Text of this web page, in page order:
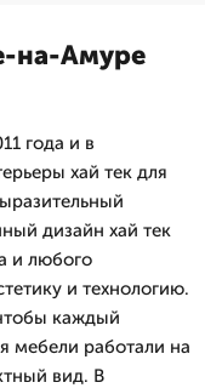
на-Амуре
года и в
хай тек для
дизайн хай тек
и любого
и технологию.
каждый
мебели работали на
вид. В